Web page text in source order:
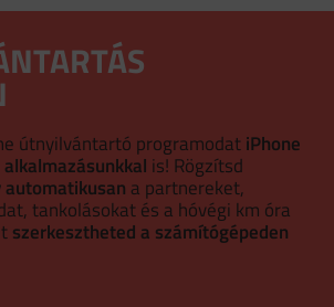
útnyilvántartó programodatiPhone
is! Rögzítsd
automatikusan a partnereket,
tankolásokat és a hóvégi km óra
szerkesztheted a számítógépeden